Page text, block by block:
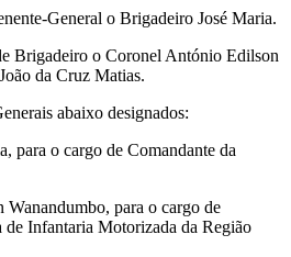
General o Brigadeiro José Maria.
Brigadeiro o Coronel António Edilson
da Cruz Matias.
abaixo designados:
para o cargo de Comandante da
para o cargo de
de Infantaria Motorizada da Região